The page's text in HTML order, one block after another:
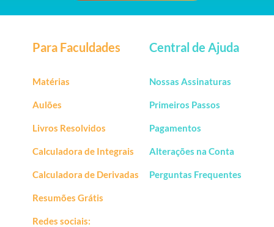
Para Faculdades
Matérias
Aulões
Livros Resolvidos
Calculadora de Integrais
Calculadora de Derivadas
Resumões Grátis
Redes sociais:
Central de Ajuda
Nossas Assinaturas
Primeiros Passos
Pagamentos
Alterações na Conta
Perguntas Frequentes